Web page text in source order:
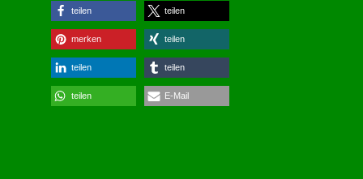
teilen teilen
merken teilen
teilen teilen
teilen E-Mail